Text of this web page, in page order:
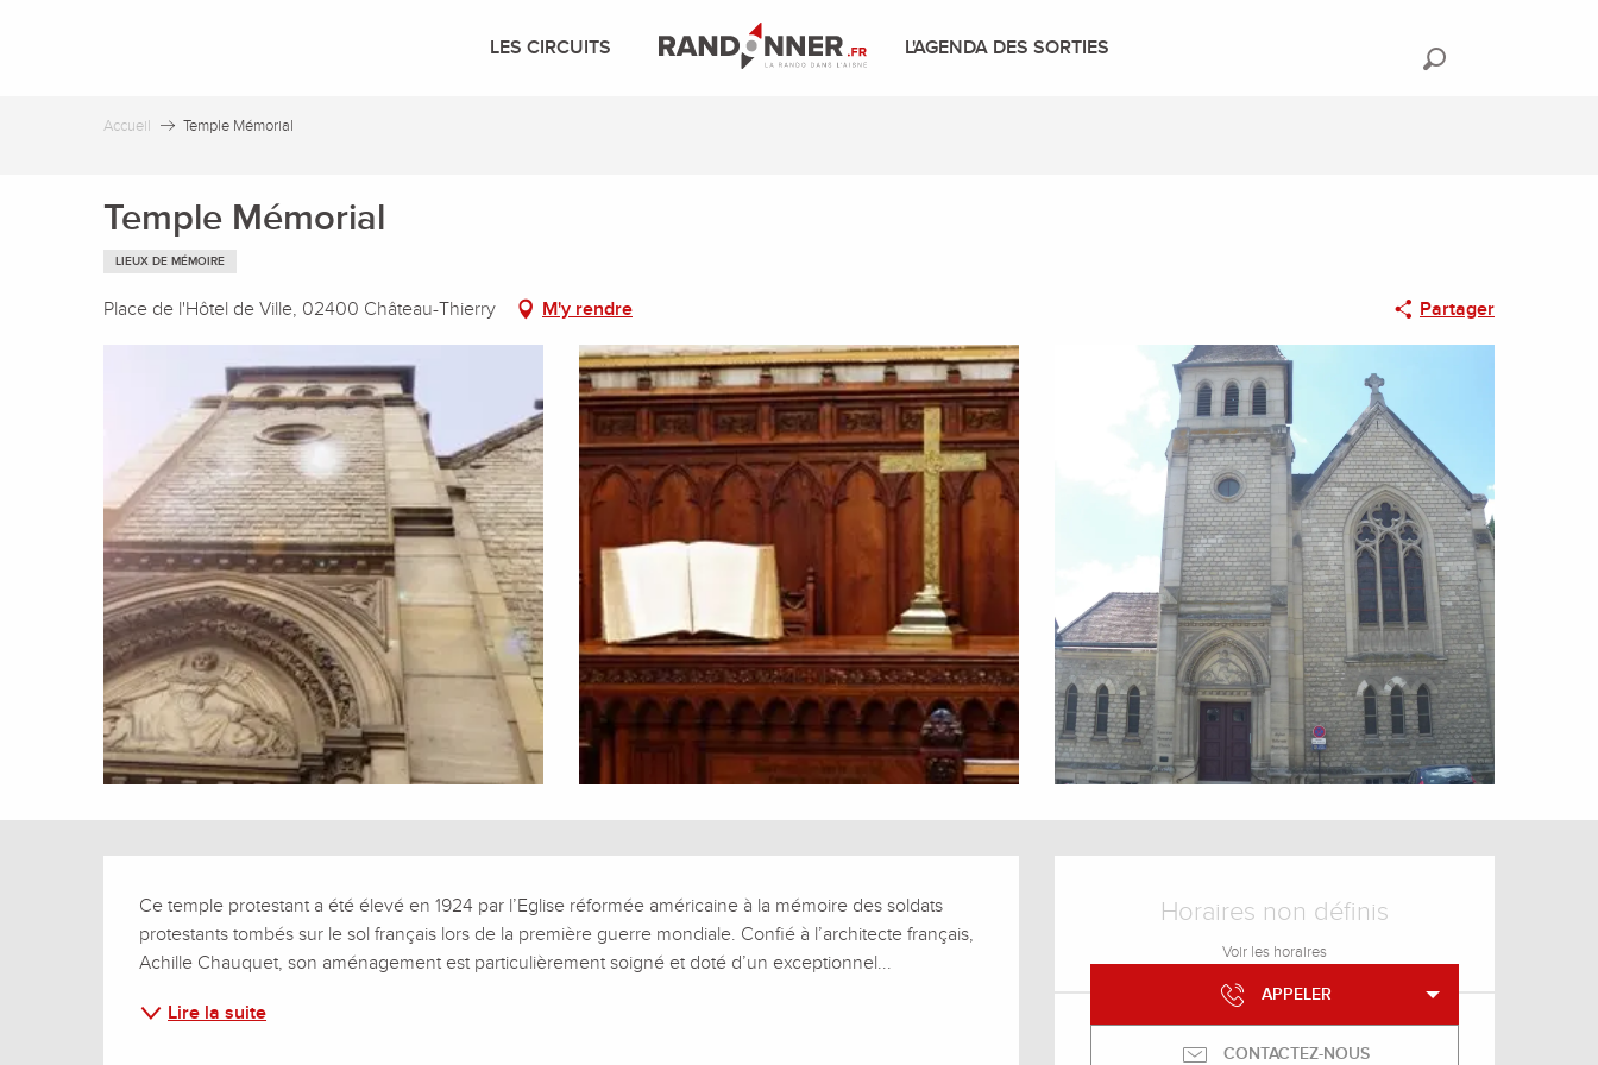
LES CIRCUITS L'AGENDA DES SORTIES
Accueil Temple Mémorial
Temple Mémorial
LIEUX DE MÉMOIRE
Place de l'Hôtel de Ville, 02400 Château-Thierry M'y rendre Partager
Ouverture et
Horaires non définis
Voir les horaires
APPELER
CONTACTEZ-NOUS
Description
Ce temple protestant a été élevé en 1924 par l’Eglise réformée américaine à la mémoire des soldats
protestants tombés sur le sol français lors de la première guerre mondiale. Confié à l’architecte français,
Achille Chauquet, son aménagement est particulièrement soigné et doté d’un exceptionnel...
Lire la suite